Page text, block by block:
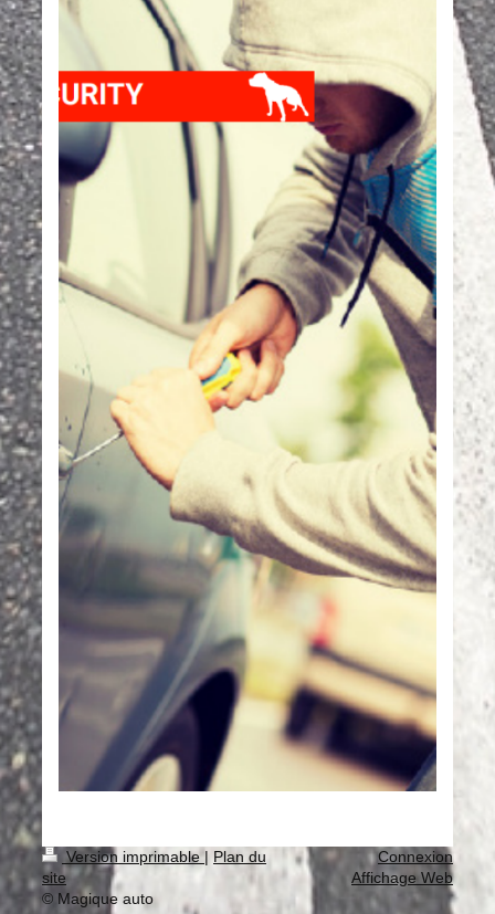
Version imprimable| Plan du
site
© Magique auto
Connexion
Affichage Web